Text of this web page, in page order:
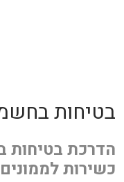
בטיחות
הדרכת בטיחות
כשירות לממונים